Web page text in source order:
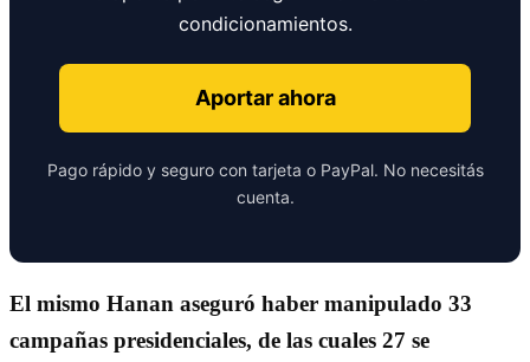
condicionamientos.
Aportar ahora
Pago rápido y seguro con tarjeta o PayPal. No necesitás
cuenta.
El mismo Hanan aseguró haber manipulado 33
campañas presidenciales, de las cuales 27 se